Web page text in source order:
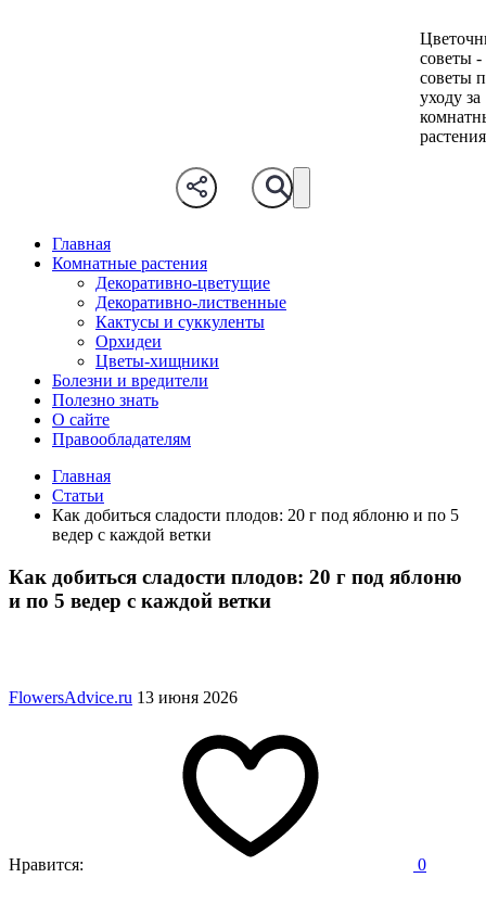
советы -
советы
уходу за
Главная
Комнатные растения
Декоративно-цветущие
Декоративно-лиственные
Кактусы и суккуленты
Орхидеи
Цветы-хищники
Болезни и вредители
Полезно знать
О сайте
Правообладателям
Главная
Статьи
Как добиться сладости плодов: 20 г под яблоню и по 5
ведер с каждой ветки
Как добиться сладости плодов: 20 г под яблоню
и по 5 ведер с каждой ветки
FlowersAdvice.ru 13 июня 2026
Нравится: 0